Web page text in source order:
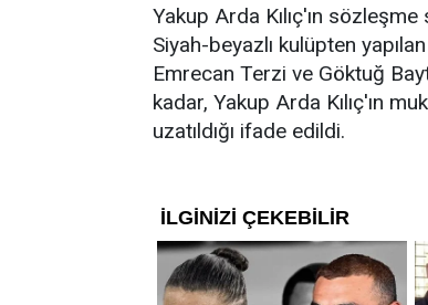
Yakup Arda Kılıç'ın sözleşme
Siyah-beyazlı kulüpten
Emrecan Terzi ve Göktuğ
kadar, Yakup Arda Kılıç'ın
uzatıldığı ifade edildi.